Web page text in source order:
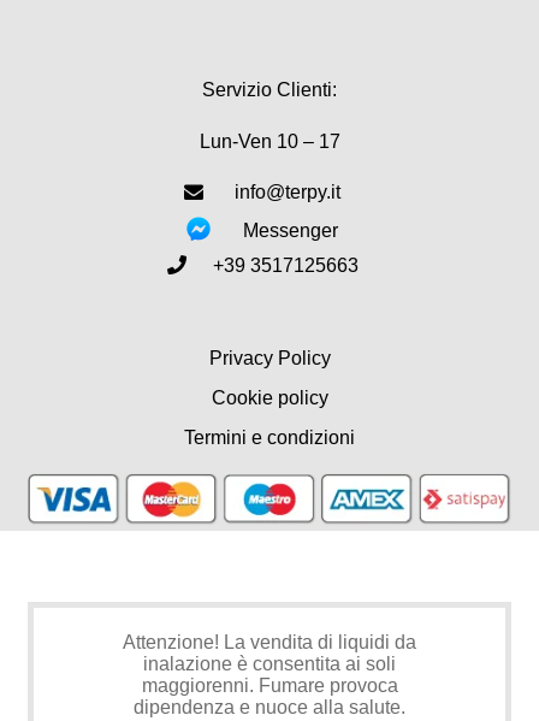
Servizio Clienti:
Lun-Ven 10 – 17
info@terpy.it
Messenger
+39 3517125663
Privacy Policy
Cookie policy
Termini e condizioni
Attenzione! La vendita di liquidi da
inalazione è consentita ai soli
maggiorenni. Fumare provoca
dipendenza e nuoce alla salute.